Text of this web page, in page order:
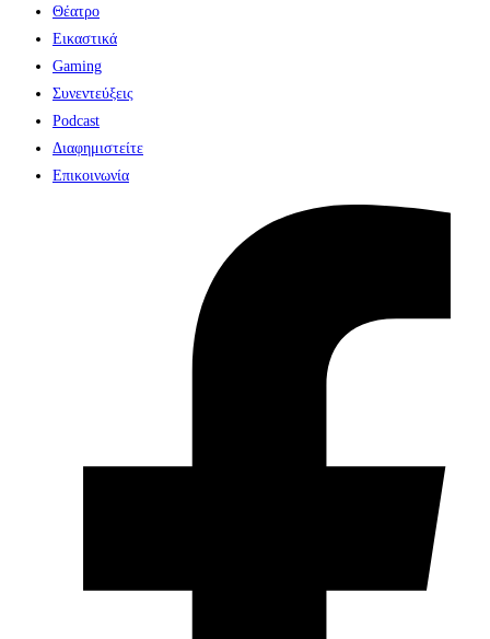
Θέατρο
Εικαστικά
Gaming
Συνεντεύξεις
Podcast
Διαφημιστείτε
Επικοινωνία